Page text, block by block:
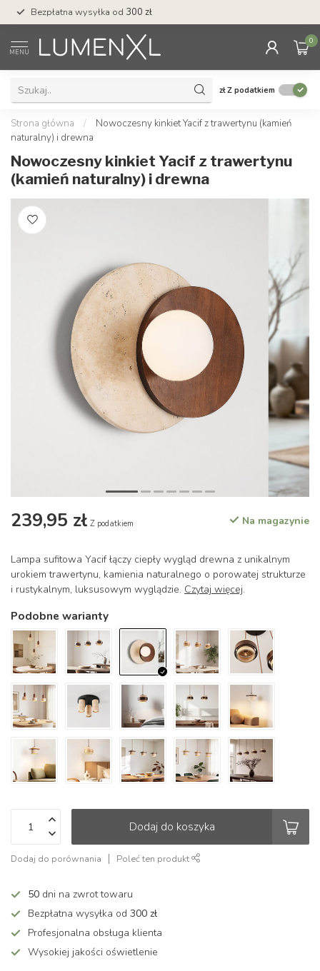
Bezpłatna wysyłka od 300 zł
MENU
0
złZ podatkiem
Strona główna /
Nowoczesny kinkiet Yacif z trawertynu (kamień
naturalny) i drewna
Nowoczesny kinkiet Yacif z trawertynu
(kamień naturalny) i drewna
239,95 zł Z podatkiem Na magazynie
Lampa sufitowa Yacif łączy ciepły wygląd drewna z unikalnym
urokiem trawertynu, kamienia naturalnego o porowatej strukturze
i rustykalnym, luksusowym wyglądzie. Czytaj więcej.
Podobne warianty
Dodaj do koszyka
Dodaj do porównania Poleć ten produkt
50 dni na zwrot towaru
Bezpłatna wysyłka od 300 zł
Profesjonalna obsługa klienta
Wysokiej jakości oświetlenie